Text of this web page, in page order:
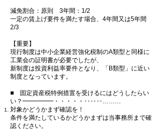
減免割合：原則 3年間：1/2
一定の賃上げ要件を満たす場合、4年間又は5年間
2/3
【重要】
現行制度は中小企業経営強化税制のA類型と同様に
工業会の証明書が必要でしたが、
新制度は投資利益率要件となり、「B類型」に近い
制度となっています。
■ 固定資産税特例措置を受けるにはどうしたらい
い？━━━━━・・・・・‥‥‥………
対象かどうかまず確認を！
条件を満たしているかどうかまずは当事務所まで確
認ください。